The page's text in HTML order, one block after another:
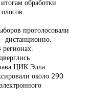
обработки
проголосовали
дистанционно.
ЦИК Элла
около 290